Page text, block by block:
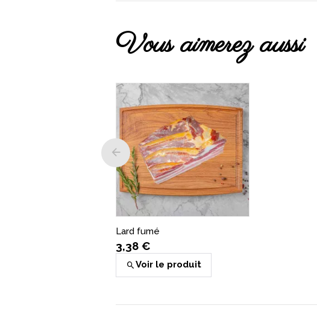
Vous aimerez aussi
Lard fumé
3,38 €
Voir le produit